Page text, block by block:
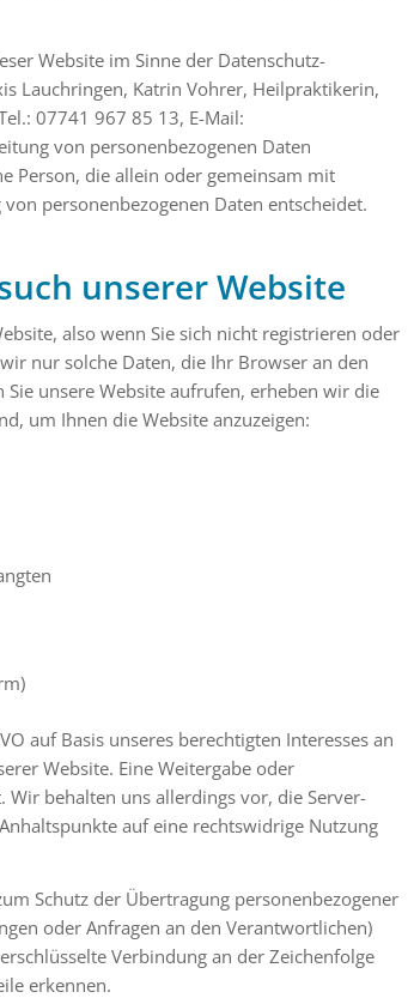
Website im Sinne der Datenschutz-
Lauchringen, Katrin Vohrer, Heilpraktikerin,
07741 967 85 13, E-Mail:
von personenbezogenen Daten
Person, die allein oder gemeinsam mit
personenbezogenen Daten entscheidet.
unserer Website
also wenn Sie sich nicht registrieren oder
nur solche Daten, die Ihr Browser an den
Sie unsere Website aufrufen, erheben wir die
um Ihnen die Website anzuzeigen:
auf Basis unseres berechtigten Interesses an
Website. Eine Weitergabe oder
behalten uns allerdings vor, die Server-
auf eine rechtswidrige Nutzung
Schutz der Übertragung personenbezogener
oder Anfragen an den Verantwortlichen)
Verbindung an der Zeichenfolge
erkennen.